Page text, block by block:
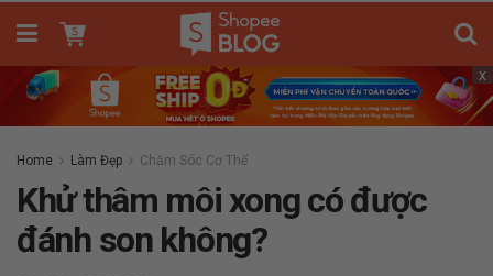
x
Home Làm Đẹp Chăm Sóc Cơ Thể
Khử thâm môi xong có được
đánh son không?